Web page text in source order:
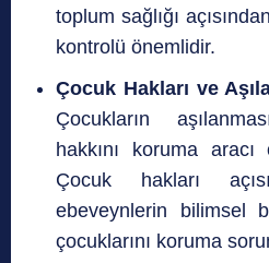
toplum sağlığı
kontrolü önemlidir.
Çocuk Hakları ve
Çocukların
hakkını koruma
Çocuk hakları
ebeveynlerin bilimsel
çocuklarını koruma